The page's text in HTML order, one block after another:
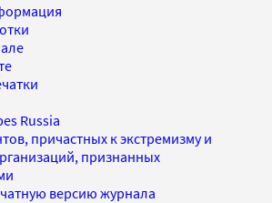
Russia
причастных к экстремизму и
признанных
версию журнала